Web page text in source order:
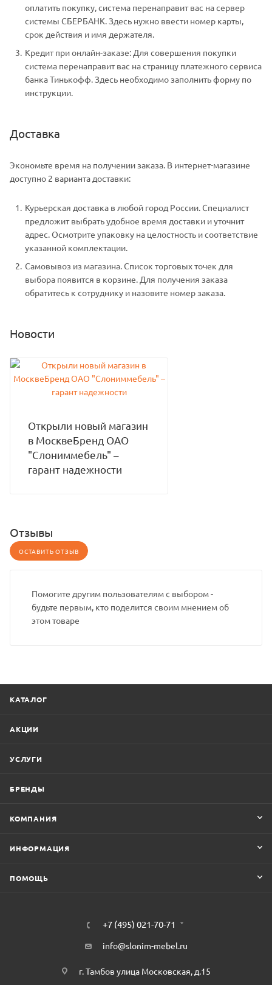
оплатить покупку, система перенаправит вас на сервер
системы СБЕРБАНК. Здесь нужно ввести номер карты,
срок действия и имя держателя.
Кредит при онлайн-заказе: Для совершения покупки
система перенаправит вас на страницу платежного сервиса
банка Тинькофф. Здесь необходимо заполнить форму по
инструкции.
Доставка
Экономьте время на получении заказа. В интернет-магазине
доступно 2 варианта доставки:
Курьерская доставка в любой город России. Специалист
предложит выбрать удобное время доставки и уточнит
адрес. Осмотрите упаковку на целостность и соответствие
указанной комплектации.
Самовывоз из магазина. Список торговых точек для
выбора появится в корзине. Для получения заказа
обратитесь к сотруднику и назовите номер заказа.
Новости
Открыли новый магазин
в МосквеБренд ОАО
"Слониммебель" –
гарант надежности
Отзывы
ОСТАВИТЬ ОТЗЫВ
Помогите другим пользователям с выбором -
будьте первым, кто поделится своим мнением об
этом товаре
КАТАЛОГ
АКЦИИ
УСЛУГИ
БРЕНДЫ
КОМПАНИЯ
ИНФОРМАЦИЯ
ПОМОЩЬ
+7 (495) 021-70-71
info@slonim-mebel.ru
г. Тамбов улица Московская, д.15